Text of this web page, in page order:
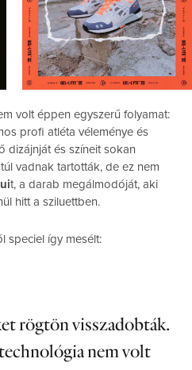
volt éppen egyszerű folyamat:
profi atléta véleménye és
dizájnját és színeit sokan
vadnak tartották, de ez nem
t, a darab megálmodóját, aki
hitt a sziluettben.
speciel így mesélt:
rögtön visszadobták.
nem volt